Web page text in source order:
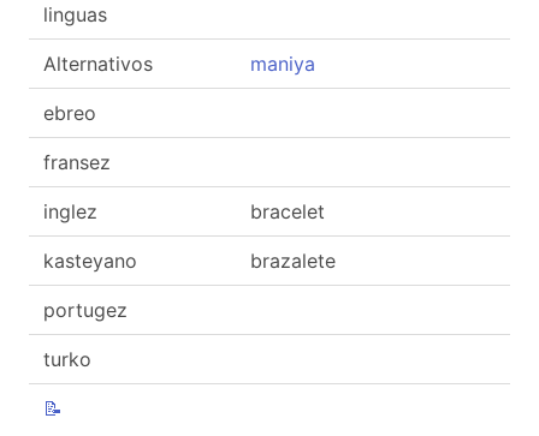
linguas
Alternativos maniya
ebreo
fransez
inglez bracelet
kasteyano brazalete
portugez
turko
📝